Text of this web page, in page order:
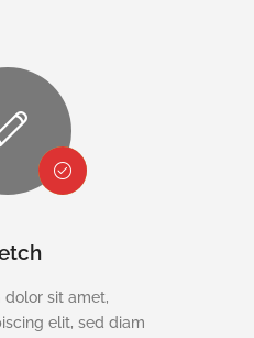
dolor sit amet,
elit, sed diam